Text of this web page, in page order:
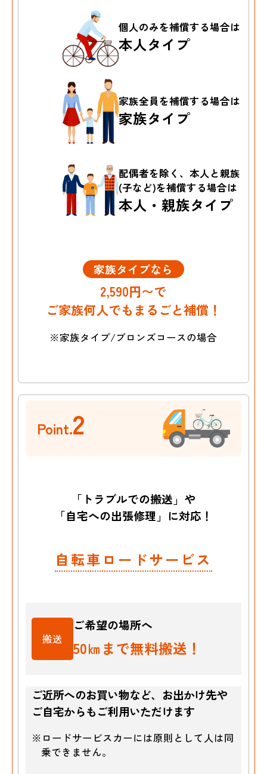
個人のみを補償する場合は
本人タイプ
家族全員を補償する場合は
家族タイプ
配偶者を除く、本人と親族
(子など)を補償する場合は
本人・親族タイプ
家族タイプなら
2,590円〜で
ご家族何人でもまるごと補償！
※家族タイプ/ブロンズコースの場合
Point.2
「トラブルでの搬送」や
「自宅への出張修理」に対応！
自転車ロードサービス
搬送
ご希望の場所へ
50㎞まで無料搬送！
ご近所へのお買い物など、お出かけ先や
ご自宅からもご利用いただけます
※ロードサービスカーには原則として人は同
乗できません。